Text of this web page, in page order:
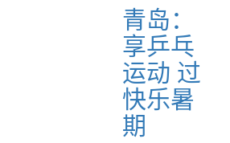
青岛：
享乒乓
运动 过
快乐暑
期